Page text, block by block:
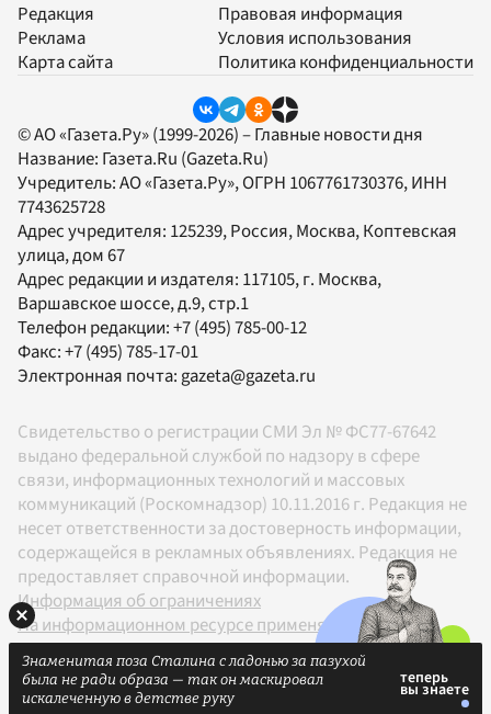
Редакция
Реклама
Карта сайта
Правовая информация
Условия использования
Политика конфиденциальности
© АО «Газета.Ру» (1999-2026) – Главные новости дня
Название: Газета.Ru (Gazeta.Ru)
Учредитель:АО «Газета.Ру», ОГРН 1067761730376, ИНН
7743625728
Адрес учредителя: 125239, Россия, Москва, Коптевская
улица, дом 67
Адрес редакции и издателя: 117105, г. Москва,
Варшавское шоссе, д.9, стр.1
Телефон редакции:+7 (495) 785-00-12
Факс:+7 (495) 785-17-01
Электронная почта:gazeta@gazeta.ru
Свидетельство о регистрации СМИ Эл № ФС77-67642
выдано федеральной службой по надзору в сфере
связи, информационных технологий и массовых
коммуникаций (Роскомнадзор) 10.11.2016 г. Редакция не
несет ответственности за достоверность информации,
содержащейся в рекламных объявлениях. Редакция не
предоставляет справочной информации.
Информация об ограничениях
На информационном ресурсе применяются
рекомендательные технологии в соответствии с
Правилами
Знаменитая поза Сталина с ладонью за пазухой
была не ради образа — так он маскировал
искалеченную в детстве руку